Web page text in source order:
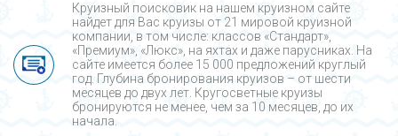
Круизный поисковик на нашем круизном сайте
найдет для Вас круизы от 21 мировой круизной
компании, в том числе: классов «Стандарт»,
«Премиум», «Люкс», на яхтах и даже парусниках. На
сайте имеется более 15 000 предложений круглый
год. Глубина бронирования круизов – от шести
месяцев до двух лет. Кругосветные круизы
бронируются не менее, чем за 10 месяцев, до их
начала.